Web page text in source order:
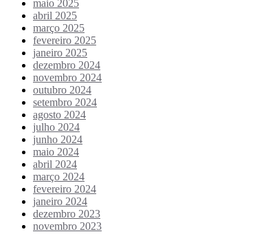
maio 2025
abril 2025
março 2025
fevereiro 2025
janeiro 2025
dezembro 2024
novembro 2024
outubro 2024
setembro 2024
agosto 2024
julho 2024
junho 2024
maio 2024
abril 2024
março 2024
fevereiro 2024
janeiro 2024
dezembro 2023
novembro 2023